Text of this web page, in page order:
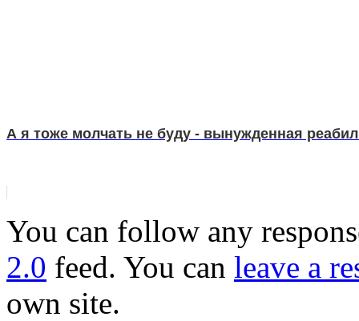
А я тоже молчать не буду - вынужденная
You can follow any
2.0 feed. You can leave a
own site.